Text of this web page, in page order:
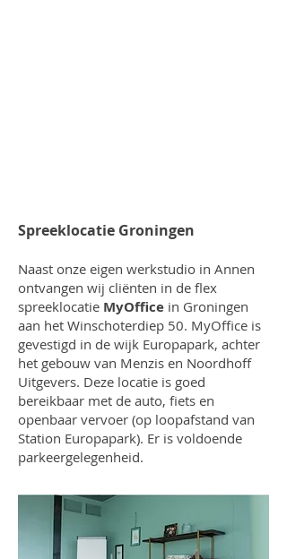
Spreeklocatie Groningen
Naast onze eigen werkstudio in Annen
ontvangen wij cliënten in de flex
spreeklocatie MyOffice in Groningen
aan het Winschoterdiep 50. ​MyOffice is
gevestigd in de wijk Europapark, achter
het gebouw van Menzis en Noordhoff
Uitgevers. Deze locatie is goed
bereikbaar met de auto, fiets en
openbaar vervoer (op loopafstand van
Station Europapark). Er is voldoende
parkeergelegenheid.